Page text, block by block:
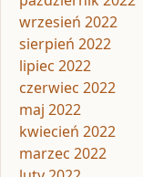
wrzesień 2022
sierpień 2022
lipiec 2022
czerwiec 2022
maj 2022
kwiecień 2022
marzec 2022